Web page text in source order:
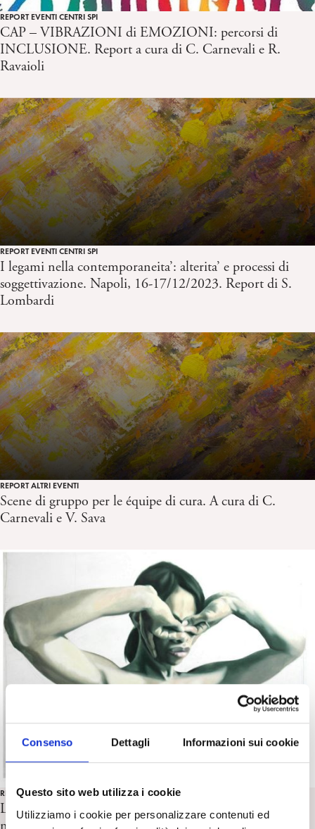
Consenso Dettagli Informazioni sui cookie
Questo sito web utilizza i cookie
Utilizziamo i cookie per personalizzare contenuti ed
REPORT EVENTI CENTRI SPI
CAP – VIBRAZIONI di EMOZIONI: percorsi di
INCLUSIONE. Report a cura di C. Carnevali e R.
Ravaioli
REPORT EVENTI CENTRI SPI
I legami nella contemporaneita’: alterita’ e processi di
soggettivazione. Napoli, 16-17/12/2023. Report di S.
Lombardi
REPORT ALTRI EVENTI
Scene di gruppo per le équipe di cura. A cura di C.
Carnevali e V. Sava
REPORT EVENTI SPI
Le “trans-identificazioni” e il trattamento psicoanalitico